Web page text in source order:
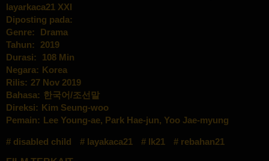
layarkaca21 XXI
Diposting pada:
Genre:
Drama
Tahun:
2019
Durasi:
108 Min
Negara: Korea
Rilis: 27 Nov 2019
Bahasa: 한국어/조선말
Direksi: Kim Seung-woo
Pemain: Lee Young-ae, Park Hae-jun, Yoo Jae-myung
disabled child layakaca21 lk21
rebahan21